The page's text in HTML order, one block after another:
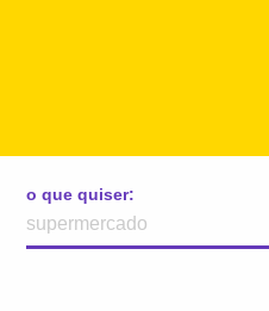
o que quiser: